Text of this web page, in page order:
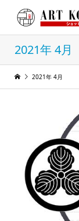
2021年 4月
2021年 4月